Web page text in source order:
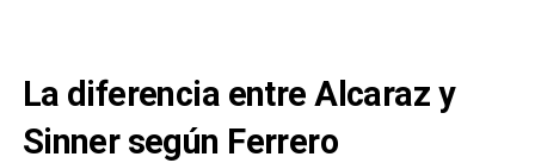
La diferencia entre Alcaraz y
Sinner según Ferrero